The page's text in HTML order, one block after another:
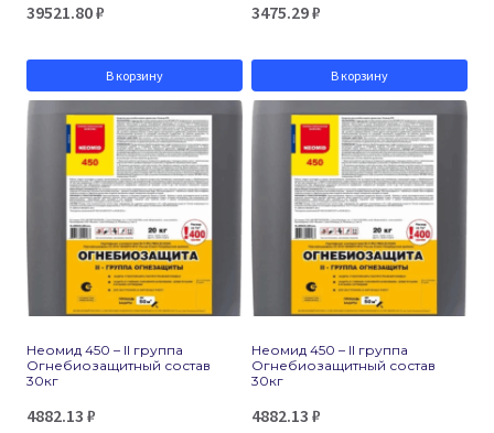
39521.80₽
В корзину
3475.29₽
В корзину
Неомид 450 – II группа
Огнебиозащитный состав
30кг
4882.13 ₽
Неомид 450 – II группа
Огнебиозащитный состав
30кг
4882.13 ₽